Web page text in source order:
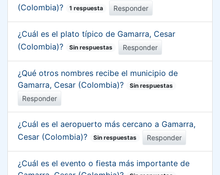
(Colombia)?
1 respuesta Responder
¿Cuál es el plato típico de Gamarra, Cesar
(Colombia)?
Sin respuestas Responder
¿Qué otros nombres recibe el municipio de
Gamarra, Cesar (Colombia)?
Sin respuestas
Responder
¿Cuál es el aeropuerto más cercano a Gamarra,
Cesar (Colombia)?
Sin respuestas Responder
¿Cuál es el evento o fiesta más importante de